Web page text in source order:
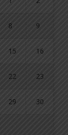
8 9
15 16
22 23
29 30